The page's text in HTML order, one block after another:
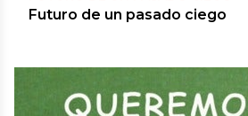
Futuro de un pasado ciego